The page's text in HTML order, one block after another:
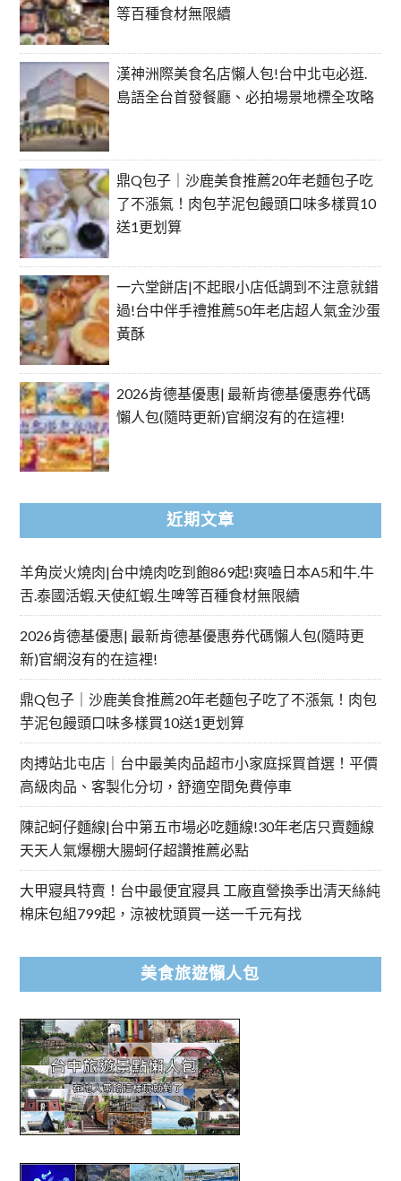
等百種食材無限續
漢神洲際美食名店懶人包!台中北屯必逛.
島語全台首發餐廳、必拍場景地標全攻略
鼎Q包子｜沙鹿美食推薦20年老麵包子吃
了不漲氣！肉包芋泥包饅頭口味多樣買10
送1更划算
一六堂餅店|不起眼小店低調到不注意就錯
過!台中伴手禮推薦50年老店超人氣金沙蛋
黃酥
2026肯德基優惠| 最新肯德基優惠券代碼
懶人包(隨時更新)官網沒有的在這裡!
近期文章
羊角炭火燒肉|台中燒肉吃到飽869起!爽嗑日本A5和牛.牛
舌.泰國活蝦.天使紅蝦.生啤等百種食材無限續
2026肯德基優惠| 最新肯德基優惠券代碼懶人包(隨時更
新)官網沒有的在這裡!
鼎Q包子｜沙鹿美食推薦20年老麵包子吃了不漲氣！肉包
芋泥包饅頭口味多樣買10送1更划算
肉搏站北屯店｜台中最美肉品超市小家庭採買首選！平價
高級肉品、客製化分切，舒適空間免費停車
陳記蚵仔麵線|台中第五市場必吃麵線!30年老店只賣麵線
天天人氣爆棚大腸蚵仔超讚推薦必點
大甲寢具特賣！台中最便宜寢具 工廠直營換季出清天絲純
棉床包組799起，涼被枕頭買一送一千元有找
美食旅遊懶人包